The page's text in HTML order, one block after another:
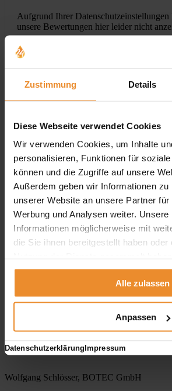
Zustimmung Details
Diese Webseite verwendet Cookies
Wir verwenden Cookies, um Inhalte
personalisieren, Funktionen für
können und die Zugriffe auf unsere
Außerdem geben wir Informationen zu
unserer Website an unsere Partner
Werbung und Analysen weiter.
Informationen möglicherweise mit
die Sie ihnen bereitgestellt haben
Alle zulassen
Anpassen
DatenschutzerklärungImpressum
Aufgrund Ihrer
unsere Bewertungen hier leider nicht
Klicken Sie hier um Ihre Einstellungen zu
hier!
Wir freuen uns auf Ihre Anfrage
gerne ein unverbindliches
Aufgrund Ihrer
unsere ProvenExpert Bewertungen hier
Kontakt
Wolfgang Schlösser, BOTEC GmbH